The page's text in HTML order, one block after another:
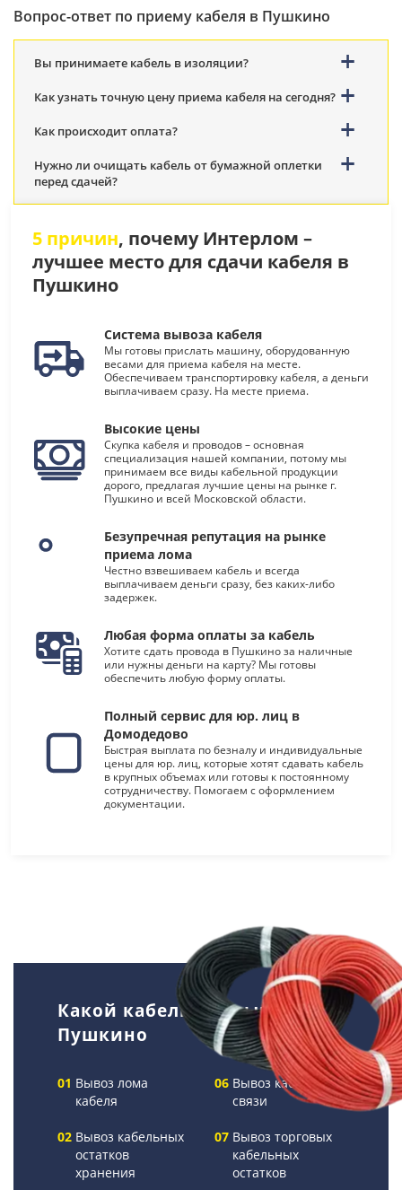
Вопрос-ответ по приему кабеля в Пушкино
Вы принимаете кабель в изоляции?
Как узнать точную цену приема кабеля на сегодня?
Как происходит оплата?
Нужно ли очищать кабель от бумажной оплетки
перед сдачей?
5 причин, почему Интерлом –
лучшее место для сдачи кабеля в
Пушкино
Система вывоза кабеля
Мы готовы прислать машину, оборудованную
весами для приема кабеля на месте.
Обеспечиваем транспортировку кабеля, а деньги
выплачиваем сразу. На месте приема.
Высокие цены
Скупка кабеля и проводов – основная
специализация нашей компании, потому мы
принимаем все виды кабельной продукции
дорого, предлагая лучшие цены на рынке г.
Пушкино и всей Московской области.
Безупречная репутация на рынке
приема лома
Честно взвешиваем кабель и всегда
выплачиваем деньги сразу, без каких-либо
задержек.
Любая форма оплаты за кабель
Хотите сдать провода в Пушкино за наличные
или нужны деньги на карту? Мы готовы
обеспечить любую форму оплаты.
Полный сервис для юр. лиц в
Домодедово
Быстрая выплата по безналу и индивидуальные
цены для юр. лиц, которые хотят сдавать кабель
в крупных объемах или готовы к постоянному
сотрудничеству. Помогаем с оформлением
документации.
Какой кабель мы вывозим в
Пушкино
Вывоз лома
кабеля
Вывоз кабельных
остатков
хранения
Вывоз кабелей
связи
Вывоз торговых
кабельных
остатков